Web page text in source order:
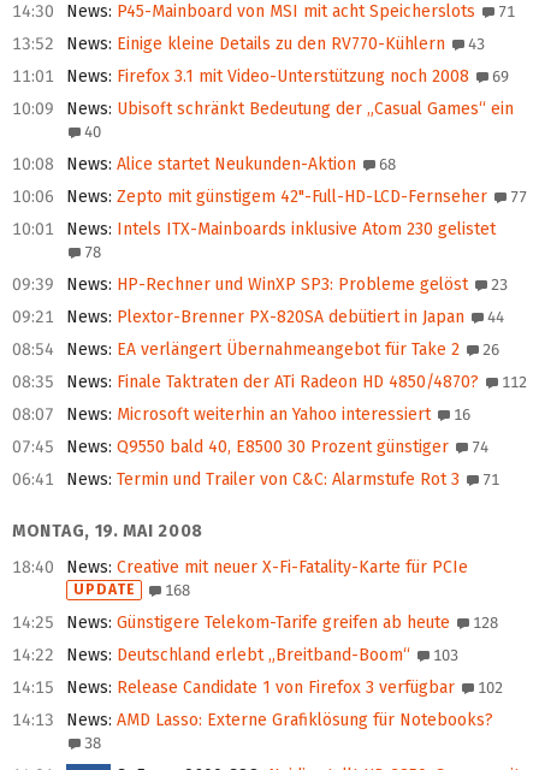
14:30 News: P45-Mainboard von MSI mit acht Speicherslots 71
13:52 News: Einige kleine Details zu den RV770-Kühlern 43
11:01 News: Firefox 3.1 mit Video-Unterstützung noch 2008 69
10:09 News: Ubisoft schränkt Bedeutung der „Casual Games“ ein
40
10:08 News: Alice startet Neukunden-Aktion 68
10:06 News: Zepto mit günstigem 42"-Full-HD-LCD-Fernseher 77
10:01 News: Intels ITX-Mainboards inklusive Atom 230 gelistet
78
09:39 News: HP-Rechner und WinXP SP3: Probleme gelöst 23
09:21 News: Plextor-Brenner PX-820SA debütiert in Japan 44
08:54 News: EA verlängert Übernahmeangebot für Take 2 26
08:35 News: Finale Taktraten der ATi Radeon HD 4850/4870? 112
08:07 News: Microsoft weiterhin an Yahoo interessiert 16
07:45 News: Q9550 bald 40, E8500 30 Prozent günstiger 74
06:41 News: Termin und Trailer von C&C: Alarmstufe Rot 3 71
MONTAG, 19. MAI 2008
18:40
News: Creative mit neuer X-Fi-Fatality-Karte für PCIe
UPDATE 168
14:25 News: Günstigere Telekom-Tarife greifen ab heute 128
14:22 News: Deutschland erlebt „Breitband-Boom“ 103
14:15 News: Release Candidate 1 von Firefox 3 verfügbar 102
14:13 News: AMD Lasso: Externe Grafiklösung für Notebooks?
38